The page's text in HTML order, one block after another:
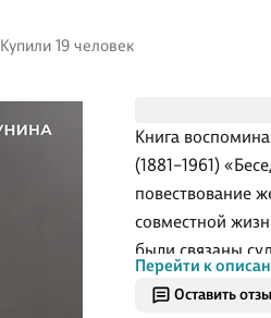
Оставить
Книга
(1881–1961)
повествование
совместной
были связаны
годы,
знакомства и
Перейти к
Купили 19 человек